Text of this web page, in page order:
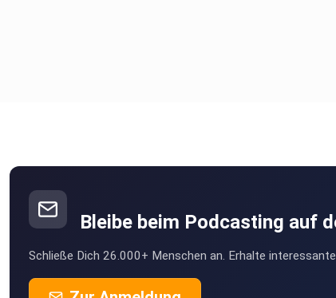
Bleibe beim Podcasting auf
Schließe Dich 26.000+ Menschen an. Erhalte